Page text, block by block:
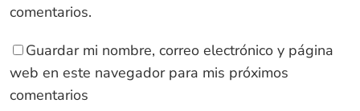
comentarios.
Guardar mi nombre, correo electrónico y página
web en este navegador para mis próximos
comentarios